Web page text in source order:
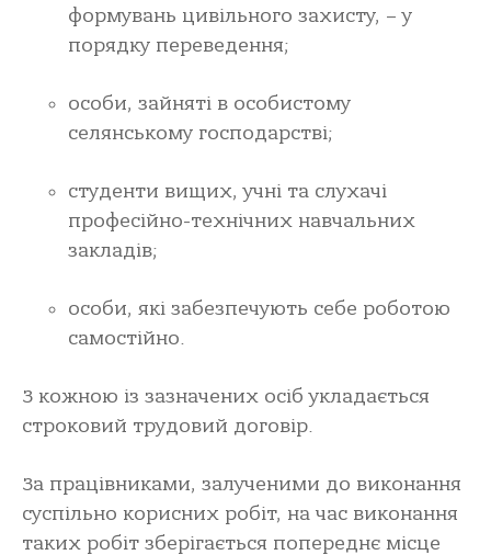
формувань цивільного захисту, – у
порядку переведення;
особи, зайняті в особистому
селянському господарстві;
студенти вищих, учні та слухачі
професійно-технічних навчальних
закладів;
особи, які забезпечують себе роботою
самостійно.
З кожною із зазначених осіб укладається
строковий трудовий договір.
За працівниками, залученими до виконання
суспільно корисних робіт, на час виконання
таких робіт зберігається попереднє місце